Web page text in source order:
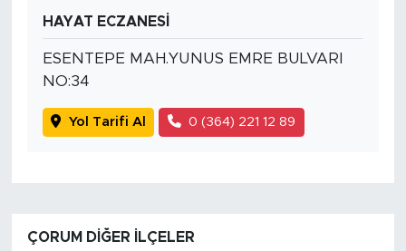
HAYAT ECZANESİ
ESENTEPE MAH.YUNUS EMRE BULVARI
NO:34
Yol Tarifi Al 0 (364) 221 12 89
ÇORUM DIĞER İLÇELER